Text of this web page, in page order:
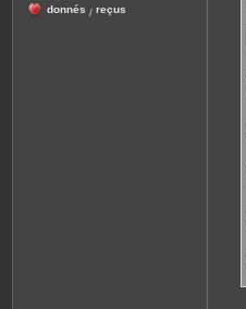
donnés / reçus